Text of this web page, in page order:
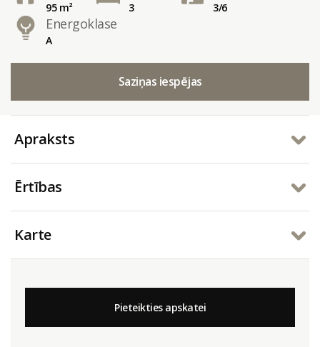
95 m² 3 3/6
Energoklase
A
Saziņas iespējas
Apraksts
Ērtības
Karte
Pieteikties apskatei